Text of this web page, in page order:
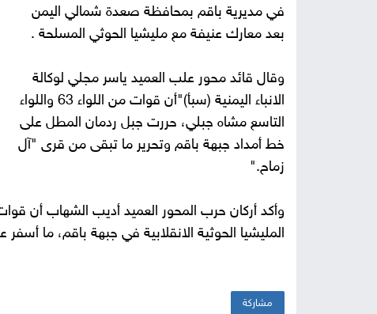
في مديرية باقم بمحافظة صعدة شمالي اليمن
بعد معارك عنيفة مع مليشيا الحوثي المسلحة .
وقال قائد محور علب العميد ياسر مجلي لوكالة
الانباء اليمنية (سبأ)"أن قوات من اللواء 63 واللواء
التاسع مشاه جبلي، حررت جبل ردمان المطل على
خط أمداد جبهة باقم وتحرير ما تبقى من قرى "آل
زماح".
وأكد أركان حرب المحور العميد أديب الشهاب أن
المليشيا الحوثية الانقلابية في جبهة باقم،
مشاركة